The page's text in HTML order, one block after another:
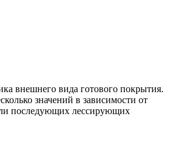
внешнего вида готового покрытия.
значений в зависимости от
последующих лессирующих